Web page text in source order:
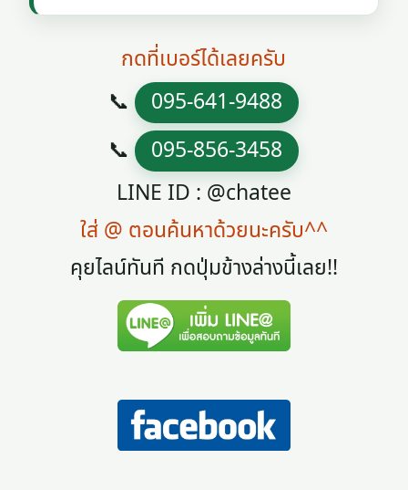
กดที่เบอร์ได้เลยครับ
📞 095-641-9488
📞 095-856-3458
LINE ID : @chatee
ใส่ @ ตอนค้นหาด้วยนะครับ^^
คุยไลน์ทันที กดปุ่มข้างล่างนี้เลย!!